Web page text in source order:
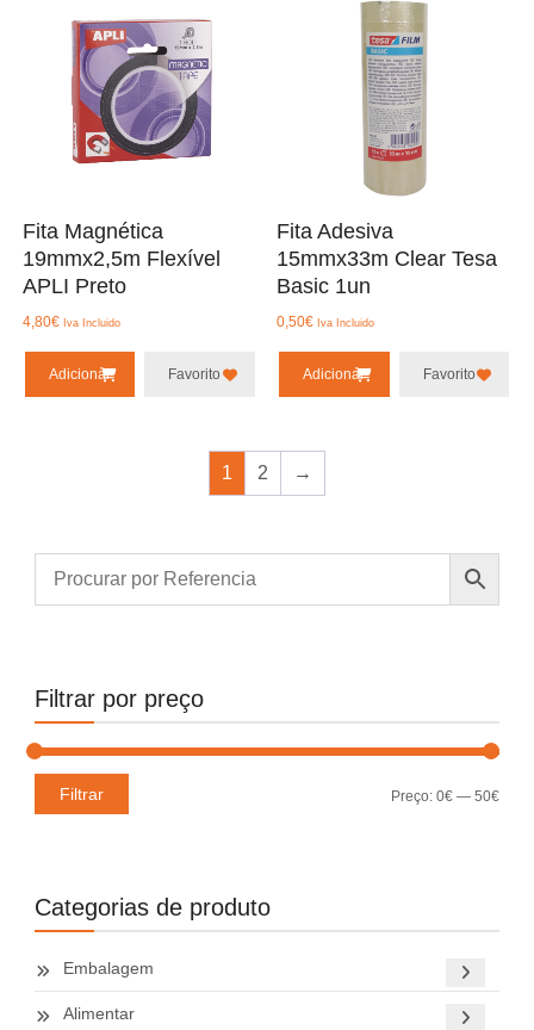
Fita Magnética
19mmx2,5m Flexível
APLI Preto
4,80€ Iva Incluido
Adicionar Favorito
Fita Adesiva
15mmx33m Clear Tesa
Basic 1un
0,50€ Iva Incluido
Adicionar Favorito
1 2 →
Filtrar por preço
Filtrar Preço:0€ —50€
Categorias de produto
Embalagem
Alimentar